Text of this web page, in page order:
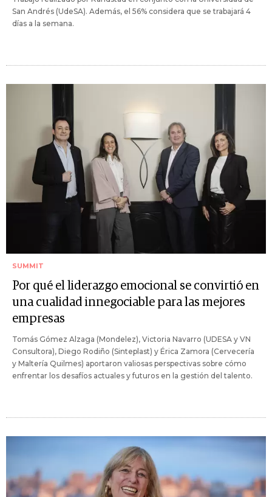
San Andrés (UdeSA). Además, el 56% considera que se trabajará 4
días a la semana.
SUMMIT
Por qué el liderazgo emocional se convirtió en
una cualidad innegociable para las mejores
empresas
Tomás Gómez Alzaga (Mondelez), Victoria Navarro (UDESA y VN
Consultora), Diego Rodiño (Sinteplast) y Érica Zamora (Cervecería
y Maltería Quilmes) aportaron valiosas perspectivas sobre cómo
enfrentar los desafíos actuales y futuros en la gestión del talento.